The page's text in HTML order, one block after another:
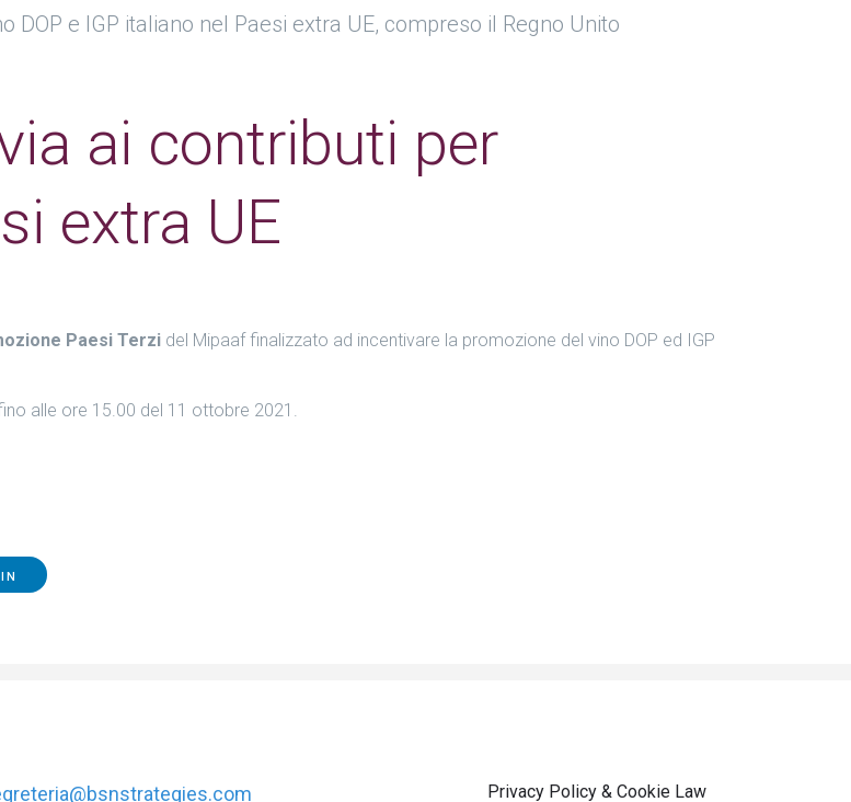
DOP e IGP italiano nel Paesi extra UE, compreso il Regno Unito
ai contributi per
extra UE
Paesi Terzi del Mipaaf finalizzato ad incentivare la promozione del vino DOP ed IGP
alle ore 15.00 del 11 ottobre 2021.
Privacy Policy & Cookie Law